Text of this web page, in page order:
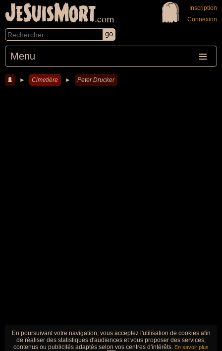
JeSuisMort.com
Menu
Inscription
Connexion
► Cimetière ► Peter Drucker
En poursuivant votre navigation, vous acceptez l'utilisation de cookies afin
de réaliser des statistiques d'audiences et vous proposer des services,
contenus ou publicités adaptés selon vos centres d'intérêts. En savoir plus